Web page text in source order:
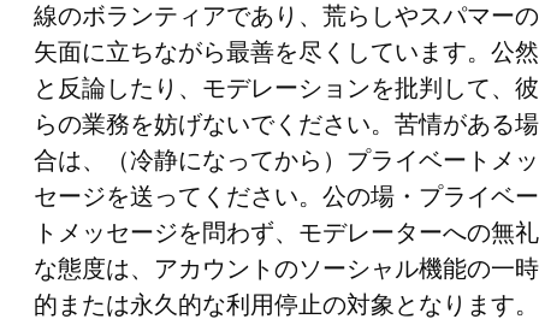
線のボランティアであり、荒らしやスパマーの
矢面に立ちながら最善を尽くしています。公然
と反論したり、モデレーションを批判して、彼
らの業務を妨げないでください。苦情がある場
合は、（冷静になってから）プライベートメッ
セージを送ってください。公の場・プライベー
トメッセージを問わず、モデレーターへの無礼
な態度は、アカウントのソーシャル機能の一時
的または永久的な利用停止の対象となります。